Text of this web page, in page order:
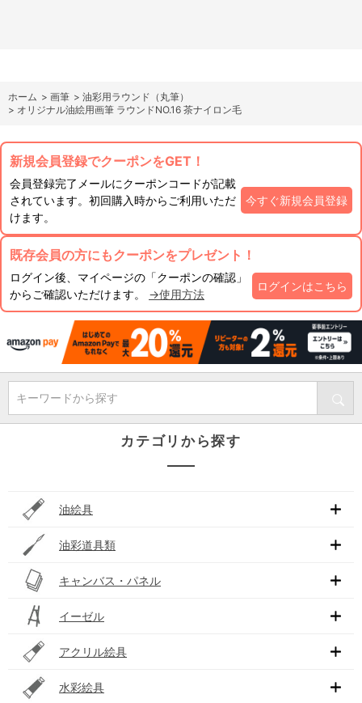
ホーム > 画筆 > 油彩用ラウンド（丸筆）
> オリジナル油絵用画筆 ラウンドNO.16 茶ナイロン毛
新規会員登録でクーポンをGET！
会員登録完了メールにクーポンコードが記載
されています。初回購入時からご利用いただ
けます。
今すぐ新規会員登録
既存会員の方にもクーポンをプレゼント！
ログイン後、マイページの「クーポンの確認」
からご確認いただけます。 →使用方法
ログインはこちら
キーワードから探す
カテゴリから探す
油絵具
油彩道具類
キャンバス・パネル
イーゼル
アクリル絵具
水彩絵具